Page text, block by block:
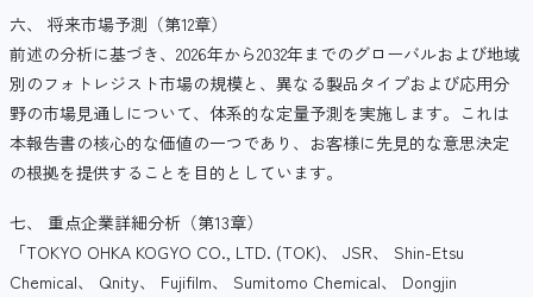
六、 将来市場予測（第12章）
前述の分析に基づき、2026年から2032年までのグローバルおよび地域
別のフォトレジスト市場の規模と、異なる製品タイプおよび応用分
野の市場見通しについて、体系的な定量予測を実施します。これは
本報告書の核心的な価値の一つであり、お客様に先見的な意思決定
の根拠を提供することを目的としています。
七、 重点企業詳細分析（第13章）
「TOKYO OHKA KOGYO CO., LTD. (TOK)、 JSR、 Shin-Etsu
Chemical、 Qnity、 Fujifilm、 Sumitomo Chemical、 Dongjin